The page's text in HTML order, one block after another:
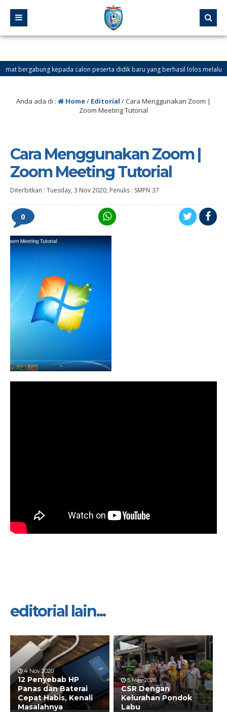
kepada calon peserta didik baru yang berhasil lolos melalui Jalur
Anda ada di : Home/ Editorial /Cara Menggunakan Zoom |
Zoom Meeting Tutorial
Cara Menggunakan Zoom |
Zoom Meeting Tutorial
Diterbitkan : Tuesday, 3 Nov 2020, Penulis : SMPN 37
0
editorial lain...
4 Nov 2020
12 Penyebab HP
Panas dan Baterai
Cepat Habis, Kenali
Masalahnya
5 May 2026
CSR Dengan
Kelurahan Pondok
Labu